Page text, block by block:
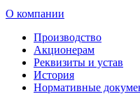
О компании
Производство
Акционерам
Реквизиты и устав
История
Нормативные